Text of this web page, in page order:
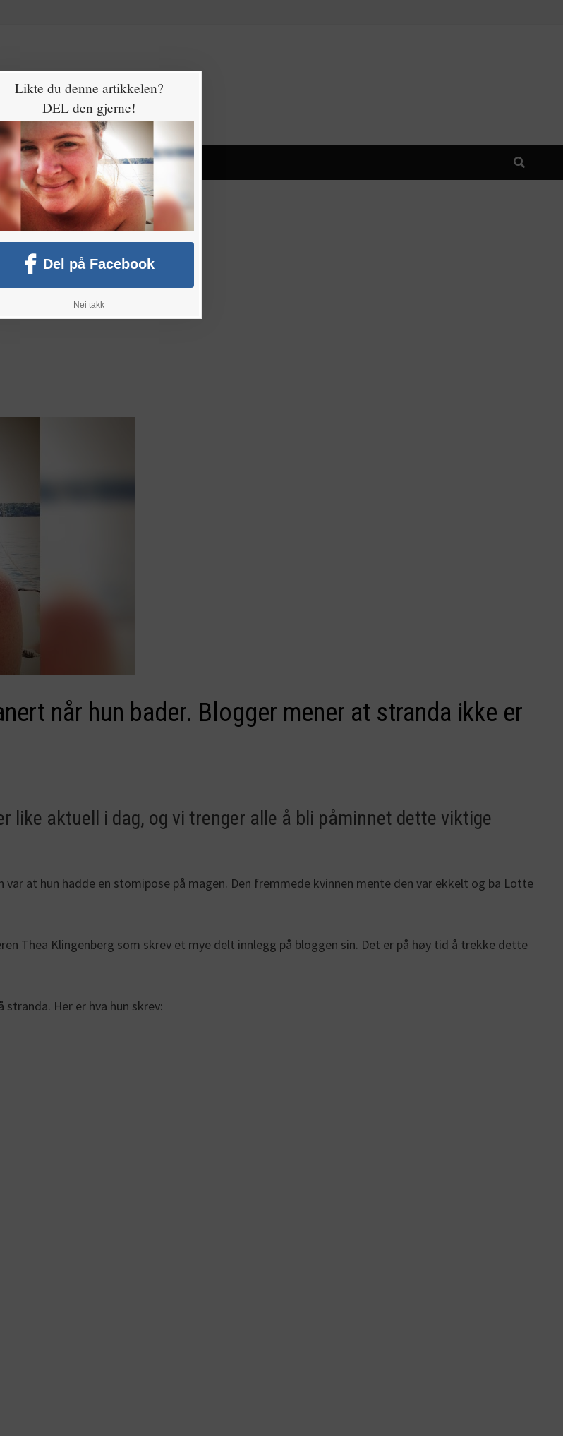
når hun bader. Blogger mener at stranda ikke er
like aktuell i dag, og vi trenger alle å bli påminnet dette viktige
var at hun hadde en stomipose på magen. Den fremmede kvinnen mente den var ekkelt og ba Lotte
Thea Klingenberg som skrev et mye delt innlegg på bloggen sin. Det er på høy tid å trekke dette
Her er hva hun skrev:
Likte du denne artikkelen?
DEL den gjerne!
Del på Facebook
Nei takk